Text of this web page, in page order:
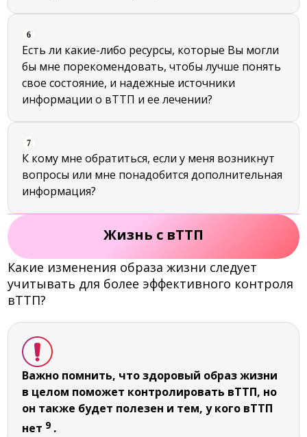
6
Есть ли какие-либо ресурсы, которые Вы могли
бы мне порекомендовать, чтобы лучше понять
свое состояние, и надежные источники
информации о вТТП и ее лечении?
7
К кому мне обратиться, если у меня возникнут
вопросы или мне понадобится дополнительная
информация?
Жизнь с вТТП
Какие изменения образа жизни следует
учитывать для более эффективного контроля
вТТП?
Важно помнить, что здоровый образ жизни
в целом поможет контролировать вТТП, но
он также будет полезен и тем, у кого вТТП
нет 9 .